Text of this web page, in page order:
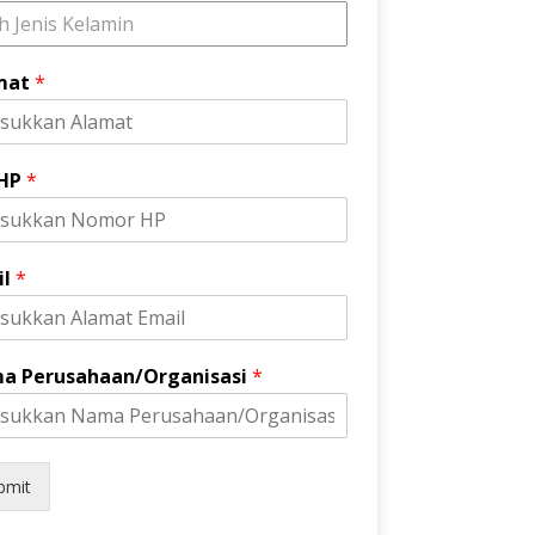
Jenis Kelamin
*
*
*
Perusahaan/Organisasi *